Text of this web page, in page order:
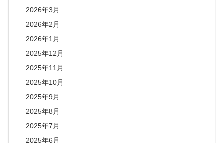
2026年3月
2026年2月
2026年1月
2025年12月
2025年11月
2025年10月
2025年9月
2025年8月
2025年7月
2025年6月